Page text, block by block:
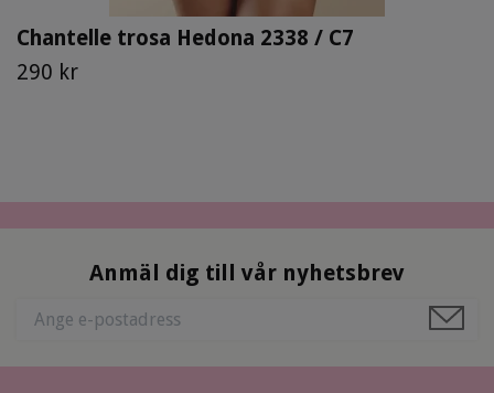
Chantelle trosa Hedona 2338 / C7
290 kr
Anmäl dig till vår nyhetsbrev